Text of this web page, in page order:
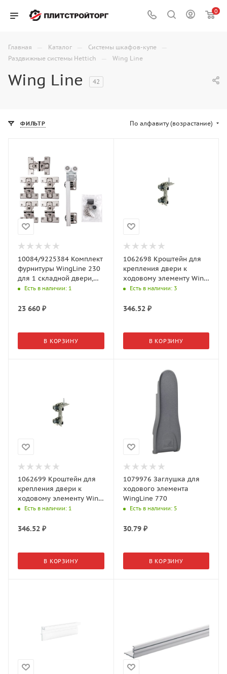
0
Главная — Каталог — Системы шкафов-купе —
Раздвижные системы Hettich — Wing Line
Wing Line 42
ФИЛЬТР По алфавиту (возрастание)
10084/9225384 Комплект
фурнитуры WingLine 230
для 1 складной двери,
правый
Есть в наличии: 1
23 660 ₽
В КОРЗИНУ
1062698 Кроштейн для
крепления двери к
ходовому элементу Wing
77, правый
Есть в наличии: 3
346.52₽
В КОРЗИНУ
1062699 Кроштейн для
крепления двери к
ходовому элементу Wing
77, левый
Есть в наличии: 1
346.52 ₽
В КОРЗИНУ
1079976 Заглушка для
ходового элемента
WingLine 770
Есть в наличии: 5
30.79₽
В КОРЗИНУ